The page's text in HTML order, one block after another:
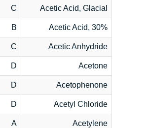
Acetic Acid, Glacial
C
Acetic Acid, 30%
B
Acetic Anhydride
C
Acetone
D
Acetophenone
D
Acetyl Chloride
D
Acetylene
A